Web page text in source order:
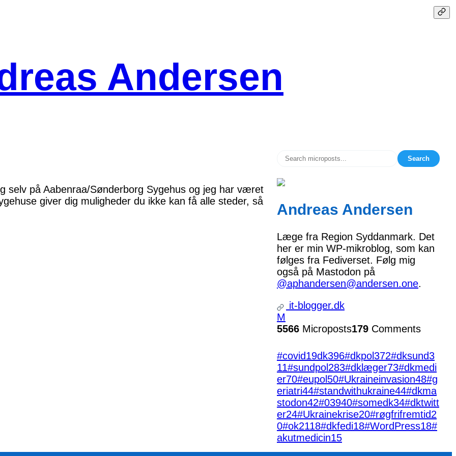
Andersen
selv på Aabenraa/Sønderborg Sygehus og jeg har været
giver dig muligheder du ikke kan få alle steder, så
Search
Andreas Andersen
Læge fra Region Syddanmark. Det
her er min WP-mikroblog, som kan
følges fra Fediverset. Følg mig
også på Mastodon på
@aphandersen@andersen.one.
it-blogger.dk
M
5566 Microposts179 Comments
#covid19dk396#dkpol372#dksund3
11#sundpol 283#dklæger73#dkmedi
er70#eupol 50#Ukraineinvasion48#g
eriatri44#standwithukraine44#dkma
stodon42#03940#somedk34#dktwitt
er24#Ukrainekrise20#røgfrifremtid2
0#ok2118#dkfedi18#WordPress18#
akutmedicin15